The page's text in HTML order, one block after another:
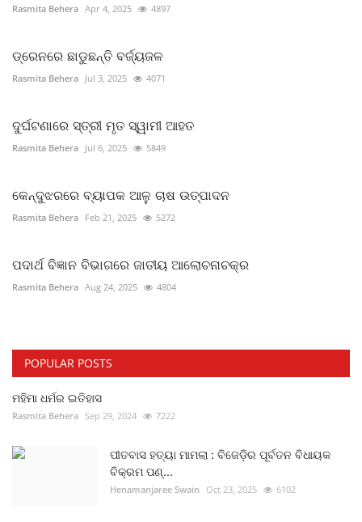
Rasmita Behera Apr 4, 2025 4897
ଡ୍ରେନରେ ଛାଡୁଛନ୍ତି ବର୍ଜ୍ୟଜଳ
Rasmita Behera Jul 3, 2025 4071
ଦୁର୍ଘଟଣାରେ ସ୍ତ୍ରୀ ମୃତ ସ୍ୱାମୀ ଆହତ
Rasmita Behera Jul 6, 2025 5849
କେନ୍ଦୁଝରରେ ବ୍ୟାପକ ଆଳୁ ଚାଷ ଉତ୍ପାଦନ
Rasmita Behera Feb 21, 2025 5272
ପଦାର୍ଥ ବିଜ୍ଞାନ ବିଭାଗରେ ଜାତୀୟ ଆଲୋଚନାଚକ୍ର
Rasmita Behera Aug 24, 2025 4804
POPULAR POSTS
ମହିମା ଧର୍ମର ଇତିହାସ
Rasmita Behera Sep 29, 2024 7222
ପୀତବାସ ହତ୍ୟା ମାମଲା : ବିଜେଡ଼ିର ପୂର୍ବତନ ବିଧାୟକ
ବିକ୍ରମ ପଣ୍...
Henamanjaree Swain Oct 23, 2025 6102